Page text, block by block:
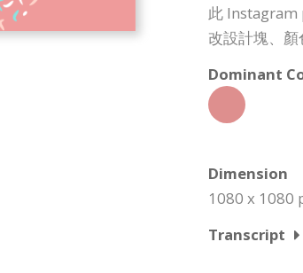
此 Instagram
改設計塊、顏
Dominant
Dimension
1080 x 1080
Transcript